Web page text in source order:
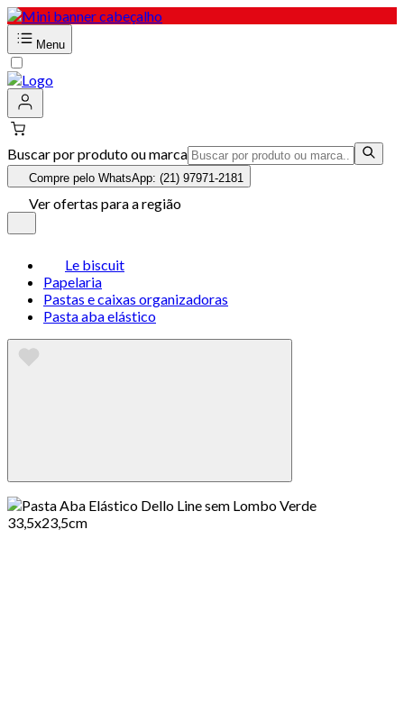
Menu
Buscar por produto ou marca
Compre pelo WhatsApp: (21) 97971-2181
Ver ofertas para a região
Le biscuit
Papelaria
Pastas e caixas organizadoras
Pasta aba elástico